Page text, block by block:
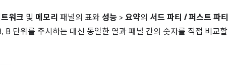
워크 및 메모리 패널의 표와 성능 > 요약의 서드 파티 / 퍼스트 파티
단위를 주시하는 대신 동일한 열과 패널 간의 숫자를 직접 비교할